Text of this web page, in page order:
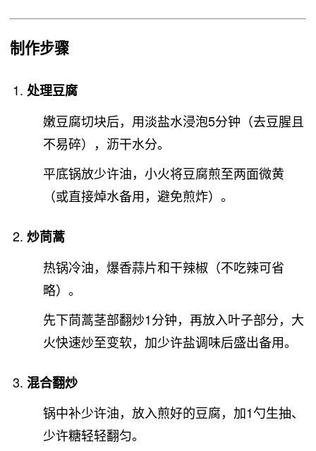
制作步骤
处理豆腐
嫩豆腐切块后，用淡盐水浸泡5分钟（去豆腥且
不易碎），沥干水分。
平底锅放少许油，小火将豆腐煎至两面微黄
（或直接焯水备用，避免煎炸）。
炒茼蒿
热锅冷油，爆香蒜片和干辣椒（不吃辣可省
略）。
先下茼蒿茎部翻炒1分钟，再放入叶子部分，大
火快速炒至变软，加少许盐调味后盛出备用。
混合翻炒
锅中补少许油，放入煎好的豆腐，加1勺生抽、
少许糖轻轻翻匀。